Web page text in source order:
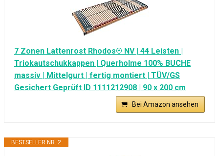
7 Zonen Lattenrost Rhodos® NV | 44 Leisten |
Triokautschukkappen | Querholme 100% BUCHE
massiv | Mittelgurt | fertig montiert | TÜV/GS
Gesichert Geprüft ID 1111212908 | 90 x 200 cm
Bei Amazon ansehen
BESTSELLER NR. 2